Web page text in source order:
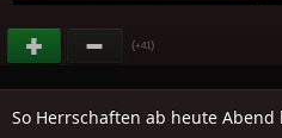
(+41)
So Herrschaften ab heute